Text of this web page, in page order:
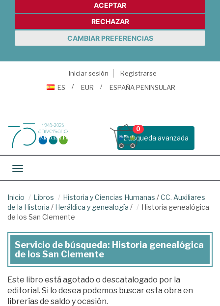
ACEPTAR
RECHAZAR
CAMBIAR PREFERENCIAS
Iniciar sesión
Registrarse
ES
EUR ESPAÑA PENINSULAR
Busqueda avanzada
0
Toggle navigation
Inicio Libros Historia y Ciencias Humanas /CC. Auxiliares
de la Historia / Heráldica y genealogía /
Historia genealógica
de los San Clemente
Servicio de búsqueda: Historia genealógica
de los San Clemente
Este libro está agotado o descatalogado por la
editorial. Si lo desea podemos buscar esta obra en
librerías de saldo y ocasión.